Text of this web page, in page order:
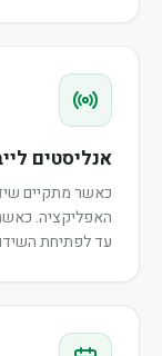
אנליסטים
כאשר מתקיים
האפליקציה.
עד לפתיחת